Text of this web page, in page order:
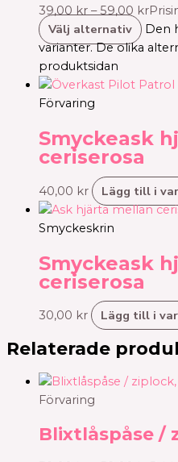
39,00 kr – 59,00 kr
Välj alternativ
Den
varianter. De olika
produktsidan
Förvaring
Smyckeask
ceriserosa
40,00 kr Lägg till i
Smyckeskrin
Smyckeask
ceriserosa
30,00 kr Lägg till i
Relaterade
Förvaring
Blixtlåspåse /